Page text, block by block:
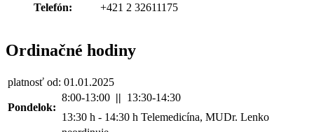
Telefón: +421 2 32611175
Ordinačné hodiny
platnosť od: 01.01.2025
Pondelok:
8:00-13:00 || 13:30-14:30
13:30 h - 14:30 h Telemedicína, MUDr. Lenko